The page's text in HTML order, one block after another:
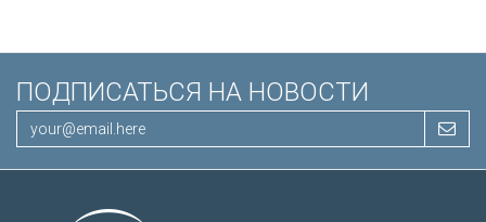
ПОДПИСАТЬСЯ НА НОВОСТИ